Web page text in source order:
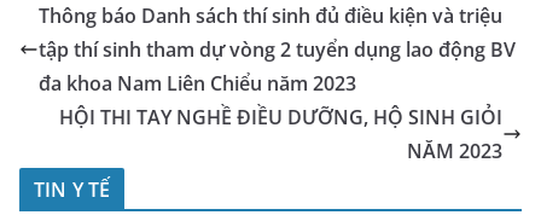
Thông báo Danh sách thí sinh đủ điều kiện và triệu
tập thí sinh tham dự vòng 2 tuyển dụng lao động BV
đa khoa Nam Liên Chiểu năm 2023
HỘI THI TAY NGHỀ ĐIỀU DƯỠNG, HỘ SINH GIỎI
NĂM 2023
TIN Y TẾ